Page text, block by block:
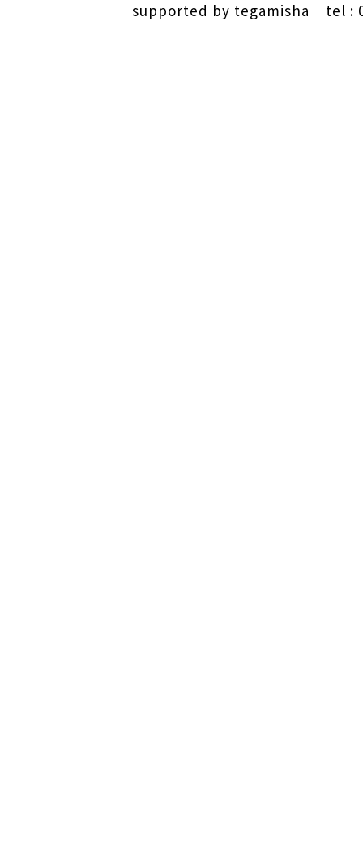
supported by tegamisha tel :